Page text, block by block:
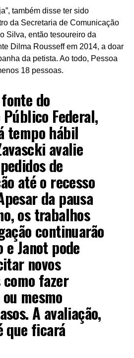
também disse ter sido
da Secretaria de Comunicação
Silva, então tesoureiro da
Dilma Rousseff em 2014, a doar
da petista. Ao todo, Pessoa
18 pessoas.
do
Federal,
tempo hábil
avalie
de
até o recesso
da pausa
os trabalhos
continuarão
e Janot pode
novos
fazer
mesmo
A avaliação,
que ficará